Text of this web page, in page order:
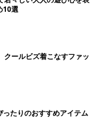
10選
クールビズ着こなすファッ
たりのおすすめアイテム